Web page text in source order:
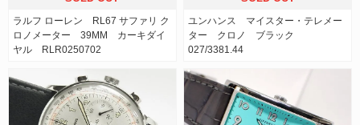
ラルフ ローレン RL67 サファリ ク
ロノメーター 39MM カーキダイ
ヤル RLR0250702
ユンハンス マイスター・テレメー
ター クロノ ブラック
027/3381.44